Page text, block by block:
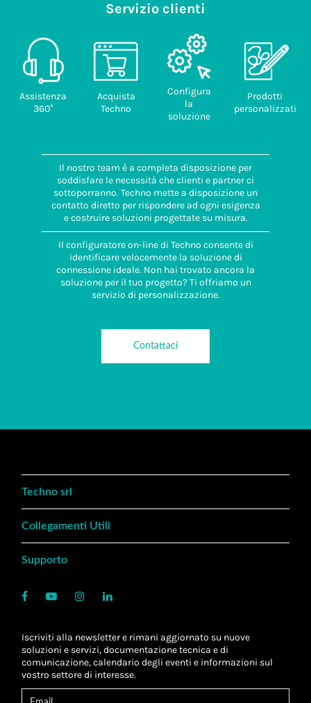
Servizio clienti
Assistenza
360°
Acquista
Techno
Configura
la
soluzione
Prodotti
personalizzati
Il nostro team è a completa disposizione per
soddisfare le necessità che clienti e partner ci
sottoporranno. Techno mette a disposizione un
contatto diretto per rispondere ad ogni esigenza
e costruire soluzioni progettate su misura.
Il configuratore on-line di Techno consente di
identificare velocemente la soluzione di
connessione ideale. Non hai trovato ancora la
soluzione per il tuo progetto? Ti offriamo un
servizio di personalizzazione.
Contattaci
Techno srl
Collegamenti Utili
Supporto
Iscriviti alla newsletter e rimani aggiornato su nuove
soluzioni e servizi, documentazione tecnica e di
comunicazione, calendario degli eventi e informazioni sul
vostro settore di interesse.